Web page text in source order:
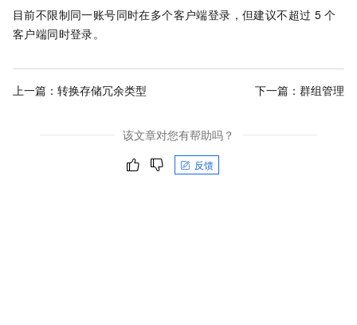
目前不限制同一账号同时在多个客户端登录，但建议不超过 5 个
客户端同时登录。
上一篇： 转换存储冗余类型 下一篇： 群组管理
该文章对您有帮助吗？
反馈